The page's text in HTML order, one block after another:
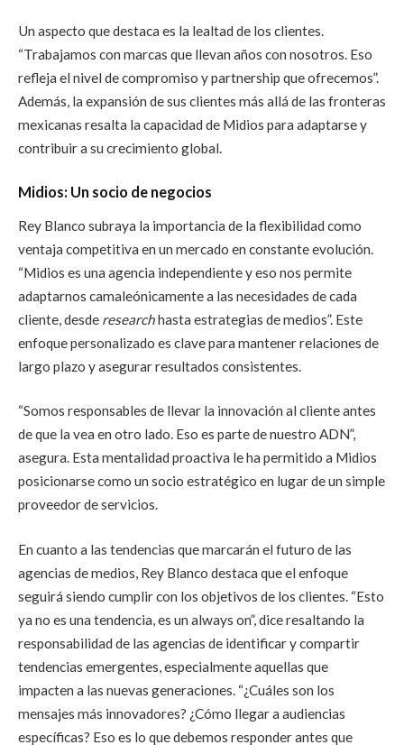
Un aspecto que destaca es la lealtad de los clientes.
“Trabajamos con marcas que llevan años con nosotros. Eso
refleja el nivel de compromiso y partnership que ofrecemos”.
Además, la expansión de sus clientes más allá de las fronteras
mexicanas resalta la capacidad de Midios para adaptarse y
contribuir a su crecimiento global.
Midios: Un socio de negocios
Rey Blanco subraya la importancia de la flexibilidad como
ventaja competitiva en un mercado en constante evolución.
“Midios es una agencia independiente y eso nos permite
adaptarnos camaleónicamente a las necesidades de cada
cliente, desde researchhasta estrategias de medios”. Este
enfoque personalizado es clave para mantener relaciones de
largo plazo y asegurar resultados consistentes.
“Somos responsables de llevar la innovación al cliente antes
de que la vea en otro lado. Eso es parte de nuestro ADN”,
asegura. Esta mentalidad proactiva le ha permitido a Midios
posicionarse como un socio estratégico en lugar de un simple
proveedor de servicios.
En cuanto a las tendencias que marcarán el futuro de las
agencias de medios, Rey Blanco destaca que el enfoque
seguirá siendo cumplir con los objetivos de los clientes. “Esto
ya no es una tendencia, es un always on”, dice resaltando la
responsabilidad de las agencias de identificar y compartir
tendencias emergentes, especialmente aquellas que
impacten a las nuevas generaciones. “¿Cuáles son los
mensajes más innovadores? ¿Cómo llegar a audiencias
específicas? Eso es lo que debemos responder antes que